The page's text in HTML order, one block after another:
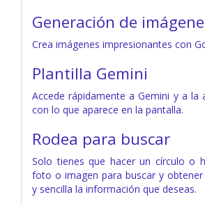
Generación de
Crea imágenes impresionantes con
Plantilla Gemini
Accede rápidamente a Gemini y a la
con lo que aparece en la pantalla.
Rodea para buscar
Solo tienes que hacer un círculo o
foto o imagen para buscar y
y sencilla la información que deseas.